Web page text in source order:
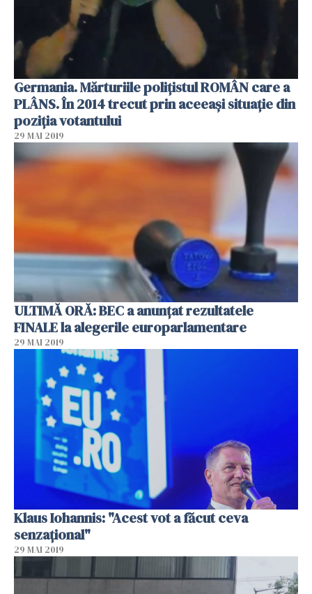
Germania. Mărturiile polițistul ROMÂN care a
PLÂNS. În 2014 trecut prin aceeași situație din
poziția votantului
29 MAI 2019
ULTIMĂ ORĂ: BEC a anunţat rezultatele
FINALE la alegerile europarlamentare
29 MAI 2019
Klaus Iohannis: "Acest vot a făcut ceva
senzaţional"
29 MAI 2019